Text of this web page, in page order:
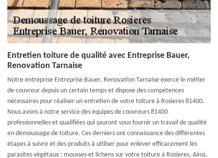
Entretien toiture de qualité avec Entreprise Bauer,
Renovation Tarnaise
Notre entreprise Entreprise Bauer, Renovation Tarnaise exerce le métier
de couvreur depuis un certain temps et dispose des compétences
nécessaires pour réaliser un entretien de votre toiture à Rosieres 81400.
Nous avons à notre service des équipes de couvreurs 81400
professionnelles et qualifiées qui sauront vous fournir un travail de qualité
en démoussage de toiture. Ces derniers ont connaissance des différentes
étapes à suivre et des produits à utiliser pour enlever efficacement les
parasites végétaux : mousses et lichens sur votre toiture à Rosieres. Ainsi,